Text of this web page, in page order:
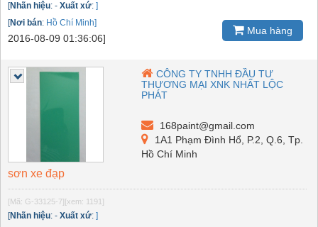
[Nhãn hiệu: - Xuất xứ: ]
[Nơi bán: Hồ Chí Minh]
2016-08-09 01:36:06]
Mua hàng
CÔNG TY TNHH ĐẦU TƯ
THƯƠNG MẠI XNK NHẤT LỘC
PHÁT
168paint@gmail.com
1A1 Phạm Đình Hổ, P.2, Q.6, Tp.
Hồ Chí Minh
sơn xe đạp
[Mã: G-33125-7] [xem: 1191]
[Nhãn hiệu: - Xuất xứ: ]